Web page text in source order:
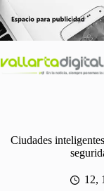
Saltar
al
contenido
Ciudades
12,